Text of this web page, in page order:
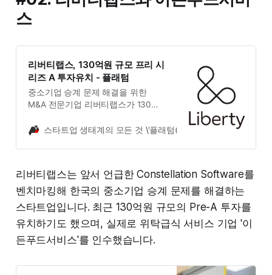
스
리버티랩스, 130억원 규모 프리 시
리즈 A 투자유치 - 플래텀
중소기업 승계 문제 해결을 위한
M&A 전문기업 리버티랩스가 130억
자를 유치했다.
스타트업 생태계의 모든 것 \'플래텀(Platum)\' 김민정
리버티랩스는 앞서 언급한 Constellation Software를
벤치마킹해 한국의 중소기업 승계 문제를 해결하는
스타트업입니다. 최근 130억원 규모의 Pre-A 투자를
유치하기도 했으며, 실제로 위탁급식 서비스 기업 '이
든푸드서비스'를 인수했습니다.